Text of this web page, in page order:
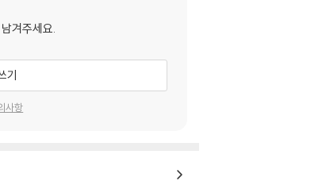
겨주세요.
기
사항